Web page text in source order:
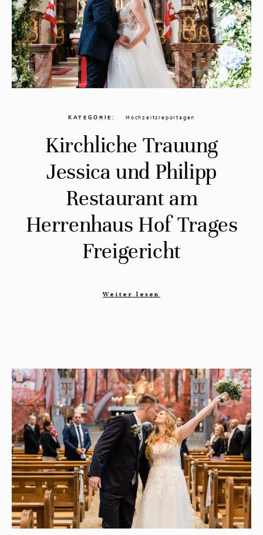
KATEGORIE Hochzeitsreportagen
Kirchliche Trauung
Jessica und Philipp
Restaurant am
Herrenhaus Hof Trages
Freigericht
Weiter lesen